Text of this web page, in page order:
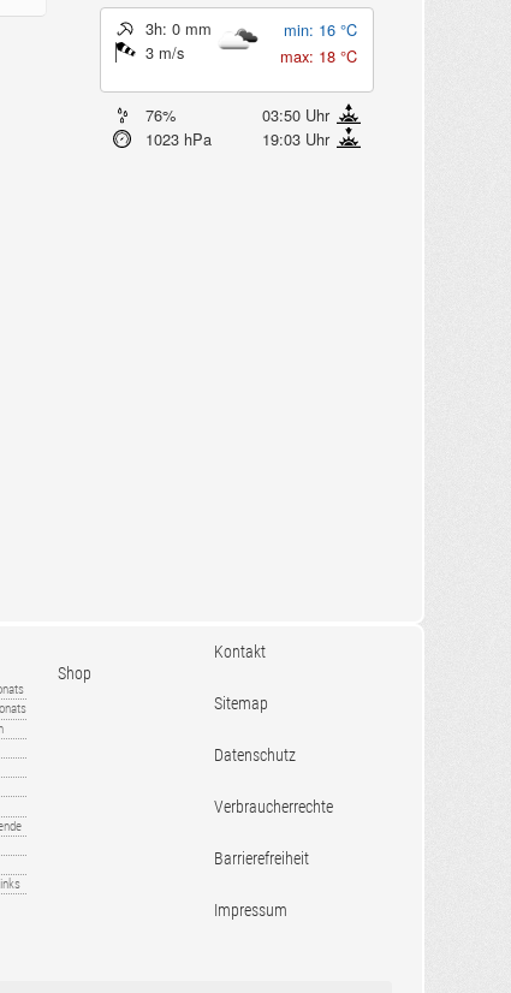
3h: 0 mm
3 m/s
min: 16 °C
max: 18 °C
76%
03:50 Uhr
1023 hPa
19:03 Uhr
Shop
Kontakt
Sitemap
Datenschutz
Verbraucherrechte
Barrierefreiheit
Impressum